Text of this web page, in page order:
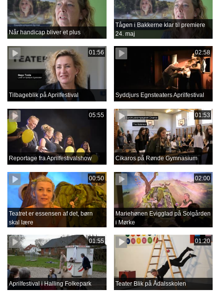
Når handicap bliver et plus
Tågen i Bakkerne klar til premiere
24. maj
01:56
Tilbageblik på Aprilfestival
02:58
Syddjurs Egnsteaters Aprilfestival
05:55
Reportage fra Aprilfestivalshow
01:53
Cikaros på Rønde Gymnasium
00:50
Teatret er essensen af det, børn
skal lære
02:00
Mariehønen Evigglad på Solgården
i Mørke
01:55
Aprilfestival i Halling Folkepark
01:20
Teater Blik på Ådalsskolen